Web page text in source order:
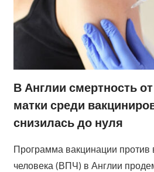
В Англии смертность
матки среди
снизилась до нуля
Программа вакцинации
человека (ВПЧ) в Англии